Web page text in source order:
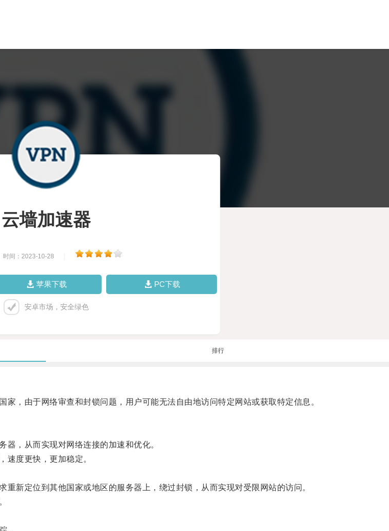
云墙加速器
时间：2023-10-28
苹果下载 PC下载
安卓市场，安全绿色
排行
由于网络审查和封锁问题，用户可能无法自由地访问特定网站或获取特定信息。
，从而实现对网络连接的加速和优化。
度更快，更加稳定。
定位到其他国家或地区的服务器上，绕过封锁，从而实现对受限网站的访问。